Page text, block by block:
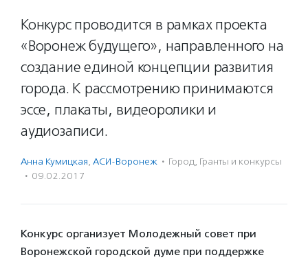
Конкурс проводится в рамках проекта
«Воронеж будущего», направленного на
создание единой концепции развития
города. К рассмотрению принимаются
эссе, плакаты, видеоролики и
аудиозаписи.
Анна Кумицкая, АСИ-Воронеж · Город, Гранты и конкурсы
· 09.02.2017
Конкурс организует Молодежный совет при
Воронежской городской думе при поддержке